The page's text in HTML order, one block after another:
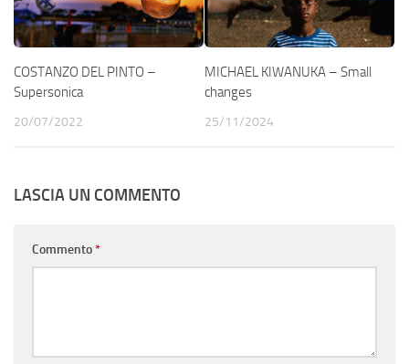
COSTANZO DEL PINTO –
Supersonica
20/07/2022
MICHAEL KIWANUKA – Small
changes
25/11/2024
LASCIA UN COMMENTO
Commento*